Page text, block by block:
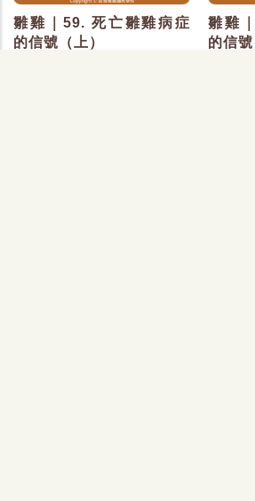
雛雞｜59. 死亡雛雞病症
的信號（上）
雛雞
的信號